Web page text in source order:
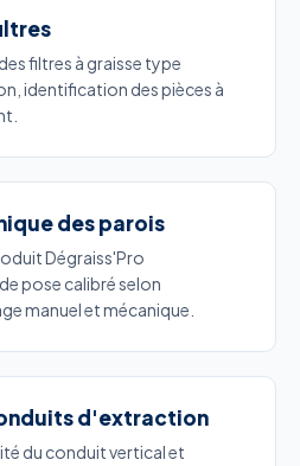
filtres à graisse type
identification des pièces à
des parois
Dégraiss'Pro
pose calibré selon
manuel et mécanique.
d'extraction
du conduit vertical et